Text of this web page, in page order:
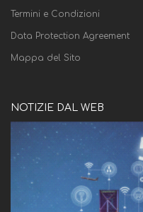
Termini e Condizioni
Data Protection Agreement
Mappa del Sito
NOTIZIE DAL WEB